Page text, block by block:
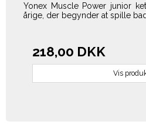
Yonex Muscle Power junior
årige, der begynder at spille
218,00 DKK
Vis